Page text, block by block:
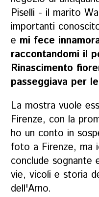
Piselli - il marito
importanti
e mi fece
raccontandomi il
Rinascimento
passeggiava per
La mostra vuole
Firenze, con la
ho un conto in
foto a Firenze, ma
conclude sognante
vie, vicoli e storia
dell'Arno.